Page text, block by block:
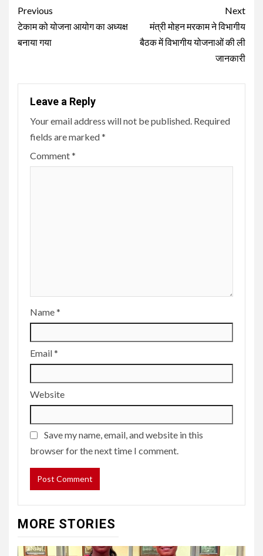
Continue
Reading
Previous
टेकाम को योजना आयोग का अध्यक्ष
बनाया गया
Next
मंत्री मोहन मरकाम ने विभागीय
बैठक में विभागीय योजनाओं की ली
जानकारी
Leave a Reply
Your email address will not be published. Required
fields are marked*
Comment*
Name*
Email*
Website
Save my name, email, and website in this
browser for the next time I comment.
MORE STORIES